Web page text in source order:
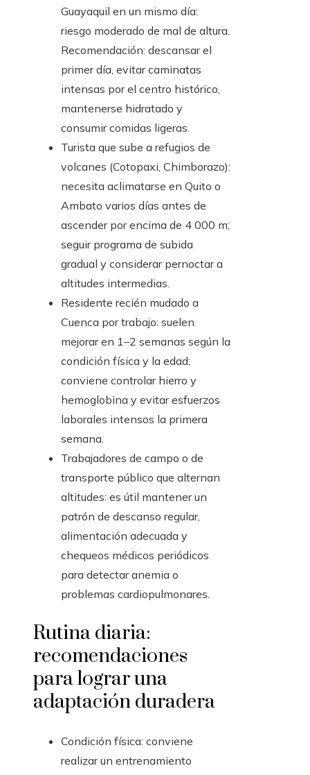
Guayaquil en un mismo día:
riesgo moderado de mal de altura.
Recomendación: descansar el
primer día, evitar caminatas
intensas por el centro histórico,
mantenerse hidratado y
consumir comidas ligeras.
Turista que sube a refugios de
volcanes (Cotopaxi, Chimborazo):
necesita aclimatarse en Quito o
Ambato varios días antes de
ascender por encima de 4 000 m;
seguir programa de subida
gradual y considerar pernoctar a
altitudes intermedias.
Residente recién mudado a
Cuenca por trabajo: suelen
mejorar en 1–2 semanas según la
condición física y la edad;
conviene controlar hierro y
hemoglobina y evitar esfuerzos
laborales intensos la primera
semana.
Trabajadores de campo o de
transporte público que alternan
altitudes: es útil mantener un
patrón de descanso regular,
alimentación adecuada y
chequeos médicos periódicos
para detectar anemia o
problemas cardiopulmonares.
Rutina diaria:
recomendaciones
para lograr una
adaptación duradera
Condición física: conviene
realizar un entrenamiento